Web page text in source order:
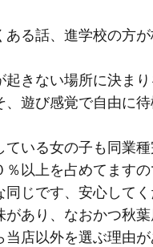
ある話、進学校の方
起きない場所に決ま
、遊び感覚で自由に
ている女の子も同業
％以上を占めてます
同じです、安心してく
があり、なおかつ秋
店以外を選ぶ理由が